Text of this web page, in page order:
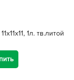
1л. тв.литой